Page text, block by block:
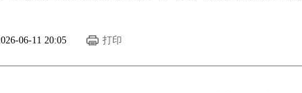
06-11 20:05 打印